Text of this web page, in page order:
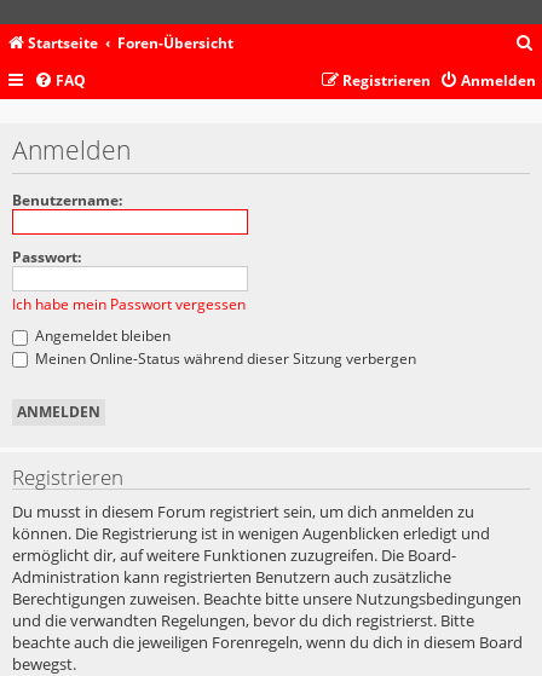
Startseite Foren-Übersicht
c
FAQ Anmelden
Registrieren
Anmelden
Benutzername:
Passwort:
Ich habe mein Passwort vergessen
Angemeldet bleiben
Meinen Online-Status während dieser Sitzung verbergen
Registrieren
Du musst in diesem Forum registriert sein, um dich anmelden zu
können. Die Registrierung ist in wenigen Augenblicken erledigt und
ermöglicht dir, auf weitere Funktionen zuzugreifen. Die Board-
Administration kann registrierten Benutzern auch zusätzliche
Berechtigungen zuweisen. Beachte bitte unsere Nutzungsbedingungen
und die verwandten Regelungen, bevor du dich registrierst. Bitte
beachte auch die jeweiligen Forenregeln, wenn du dich in diesem Board
bewegst.